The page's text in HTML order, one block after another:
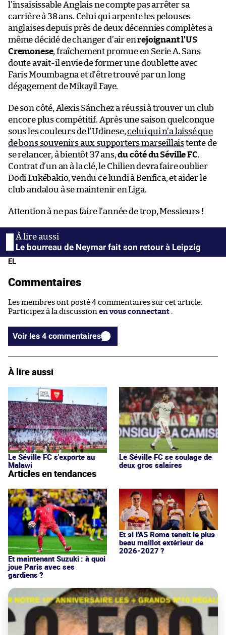
l’insaisissable Anglais ne compte pas arrêter sa
carrière à 38 ans. Celui qui arpente les pelouses
anglaises depuis près de deux décennies complètes a
même décidé de changer d’air enrejoignant l’US
Cremonese, fraîchement promue en Serie A. Sans
doute avait-il envie de former une doublette avec
Faris Moumbagna et d’être trouvé par un long
dégagement de Mikayil Faye.
De son côté, Alexis Sánchez a réussi à trouver un club
encore plus compétitif. Après une saison quelconque
sous les couleurs de l’Udinese,celui qui n’a laissé que
de bons souvenirs aux supporters marseillaistente de
se relancer, à bientôt 37 ans,du côté du Séville FC.
Contrat d’un an à la clé, le Chilien devra faire oublier
Dodi Lukébakio, vendu ce lundi à Benfica, et aider le
club andalou à se maintenir en Liga.
Attention à ne pas faire l’année de trop, Messieurs !
Le bourreau de Neymar fait son retour à Leipzig
EL
Commentaires
Les membres ont posté 4 commentaires sur cet article.
Participez à la discussion en vous connectant .
Voir les 4 commentaires
À lire aussi
Le Séville FC s'exporte au
Malawi
Le Séville FC se soulage de
deux gros salaires
Articles en tendances
Et maintenant Suzuki : à quoi
joue Paris avec ses
gardiens ?
Et si l'AS Roma tenait le plus
beau maillot extérieur de
2026-2027 ?